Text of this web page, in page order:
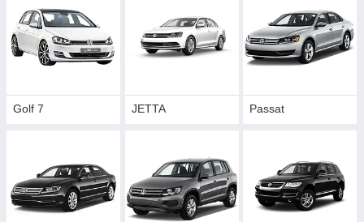
Golf 7 JETTA Passat